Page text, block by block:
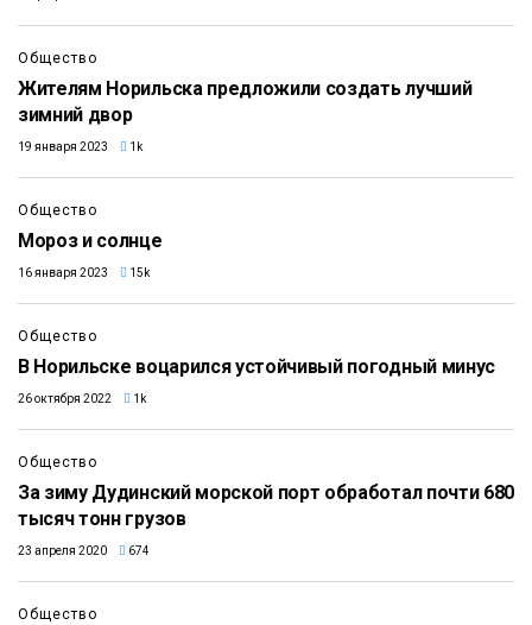
Общество
Жителям Норильска предложили создать лучший
зимний двор
19 января 2023 1k
Общество
Мороз и солнце
16 января 2023 15k
Общество
В Норильске воцарился устойчивый погодный минус
26 октября 2022 1k
Общество
За зиму Дудинский морской порт обработал почти 680
тысяч тонн грузов
23 апреля 2020 674
Общество